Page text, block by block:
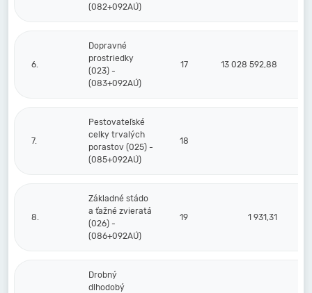
(082+092AÚ)
6.
Dopravné
prostriedky
(023) -
(083+092AÚ)
17 13 028 592,88
7.
Pestovateľské
celky trvalých
porastov (025) -
(085+092AÚ)
18
8.
Základné stádo
a ťažné zvieratá
(026) -
(086+092AÚ)
19 1 931,31
Drobný
dlhodobý